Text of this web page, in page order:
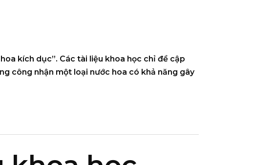
kích dục”. Các tài liệu khoa học chỉ đề cập
công nhận một loại nước hoa có khả năng gây